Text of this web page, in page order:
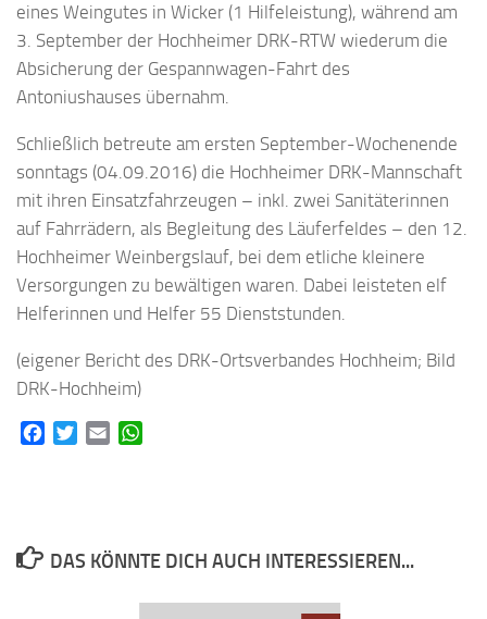
eines Weingutes in Wicker (1 Hilfeleistung), während am
3. September der Hochheimer DRK-RTW wiederum die
Absicherung der Gespannwagen-Fahrt des
Antoniushauses übernahm.
Schließlich betreute am ersten September-Wochenende
sonntags (04.09.2016) die Hochheimer DRK-Mannschaft
mit ihren Einsatzfahrzeugen – inkl. zwei Sanitäterinnen
auf Fahrrädern, als Begleitung des Läuferfeldes – den 12.
Hochheimer Weinbergslauf, bei dem etliche kleinere
Versorgungen zu bewältigen waren. Dabei leisteten elf
Helferinnen und Helfer 55 Dienststunden.
(eigener Bericht des DRK-Ortsverbandes Hochheim; Bild
DRK-Hochheim)
FacebookTwitterEmail
DAS KÖNNTE DICH AUCH INTERESSIEREN...